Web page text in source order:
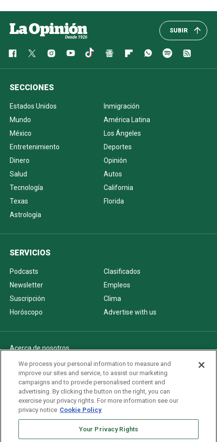
SUBIR
SECCIONES
Estados Unidos
Inmigración
Mundo
América Latina
México
Los Ángeles
Entretenimiento
Deportes
Dinero
Opinión
Salud
Autos
Tecnología
California
Texas
Florida
Astrología
SERVICIOS
Podcasts
Clasificados
Newsletter
Empleos
Suscripción
Clima
Horóscopo
Advertise with us
Acerca de nosotros
Politica de privacidad
Pautas Editoriales
AdChoices
Advertise with us
Newsletters
We process your personal information to measure and
improve our sites and service, to assist our marketing
campaigns and to provide personalised content and
advertising. By clicking the button on the right, you can
exercise your privacy rights. For more information see our
privacy notice Cookie Policy
Your Privacy Rights